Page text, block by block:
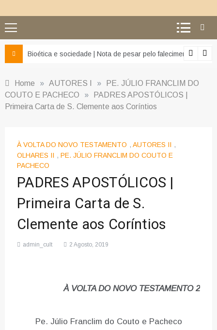
e da misericórdia’
Bioética e sociedade | Nota de pesar pelo falecimento do
Home » AUTORES I »
PE. JÚLIO FRANCLIM DO
COUTO E PACHECO
»
PADRES APOSTÓLICOS |
Primeira Carta de S. Clemente aos Coríntios
À VOLTA DO NOVO TESTAMENTO , AUTORES II ,
OLHARES II , PE. JÚLIO FRANCLIM DO COUTO E
PACHECO
PADRES APOSTÓLICOS |
Primeira Carta de S.
Clemente aos Coríntios
admin_cult 2 Agosto, 2019
À VOLTA DO NOVO TESTAMENTO 2
Pe. Júlio Franclim do Couto e Pacheco